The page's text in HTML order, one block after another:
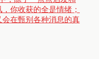
你收获的全是情绪；
在甄别各种消息的真